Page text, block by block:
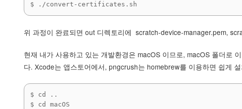
$ ./convert-certificates.sh
위 과정이 완료되면 out 디렉토리에 scratch-device-manager.pem,
현재 내가 사용하고 있는 개발환경은 macOS 이므로, macOS 폴더로
다. Xcode는 앱스토어에서, pngcrush는 homebrew를 이용하면 쉽게
$ cd ..
$ cd macOS